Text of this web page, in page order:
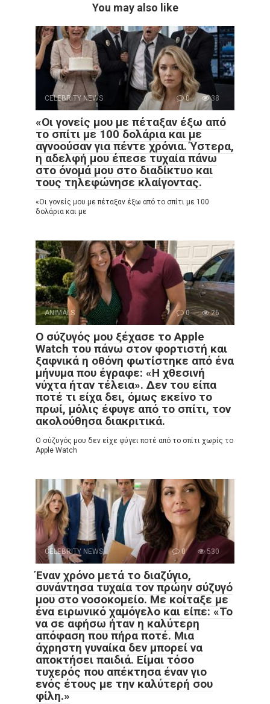
You may also like
CELEBRITY NEWS 0 38
«Οι γονείς μου με πέταξαν έξω από
το σπίτι με 100 δολάρια και με
αγνοούσαν για πέντε χρόνια. Ύστερα,
η αδελφή μου έπεσε τυχαία πάνω
στο όνομά μου στο διαδίκτυο και
τους τηλεφώνησε κλαίγοντας.
«Οι γονείς μου με πέταξαν έξω από το σπίτι με 100
δολάρια και με
ANIMALS 0 26
Ο σύζυγός μου ξέχασε το Apple
Watch του πάνω στον φορτιστή και
ξαφνικά η οθόνη φωτίστηκε από ένα
μήνυμα που έγραφε: «Η χθεσινή
νύχτα ήταν τέλεια». Δεν του είπα
ποτέ τι είχα δει, όμως εκείνο το
πρωί, μόλις έφυγε από το σπίτι, τον
ακολούθησα διακριτικά.
Ο σύζυγός μου δεν είχε φύγει ποτέ από το σπίτι χωρίς το
Apple Watch
CELEBRITY NEWS 0 530
Έναν χρόνο μετά το διαζύγιο,
συνάντησα τυχαία τον πρώην σύζυγό
μου στο νοσοκομείο. Με κοίταξε με
ένα ειρωνικό χαμόγελο και είπε: «Το
να σε αφήσω ήταν η καλύτερη
απόφαση που πήρα ποτέ. Μια
άχρηστη γυναίκα δεν μπορεί να
αποκτήσει παιδιά. Είμαι τόσο
τυχερός που απέκτησα έναν γιο
ενός έτους με την καλύτερή σου
φίλη.»